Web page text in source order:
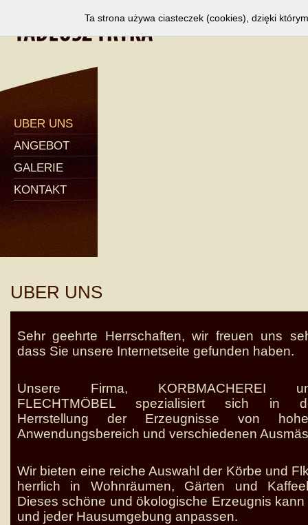
UBER UNS
ANGEBOT
GALERIE
KONTAKT
UBER UNS
Sehr geehrte Herrschaften, wir freuen uns
dass Sie unsere Internetseite gefunden haben.
Unsere Firma, KORBMACHEREI
FLECHTMÖBEL spezialisiert sich in
Herrstellung der Erzeugnisse von
Anwendungsbereich und verschiedenen
Wir bieten eine reiche Auswahl der Körbe und
herrlich in Wohnräumen, Gärten und
Dieses schöne und ökologische Erzeugnis
und jeder Hausumgebung anpassen.
Ta strona używa ciasteczek (cookies), dzięki